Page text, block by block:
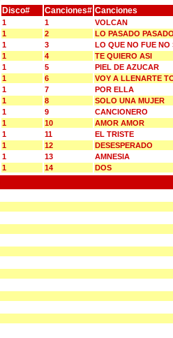
Disco# Canciones# Canciones
1 1
VOLCAN
1
2
LO PASADO
1
3
LO QUE NO FUE NO
1
4
TE QUIERO ASI
1
5
PIEL DE AZUCAR
1
6
VOY A LLENARTE
1
7
POR ELLA
1
8
SOLO UNA MUJER
1
9
CANCIONERO
1
10
AMOR AMOR
1
11
EL TRISTE
1
12
DESESPERADO
1
13
AMNESIA
1
14 DOS